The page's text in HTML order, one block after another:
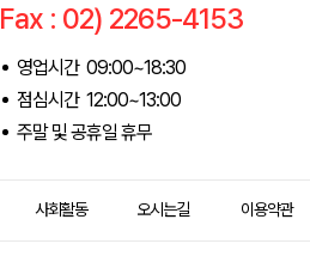
Fax : 02) 2265-4153
영업시간 09:00~18:30
점심시간 12:00~13:00
주말 및 공휴일 휴무
사회활동 오시는길 이용약관